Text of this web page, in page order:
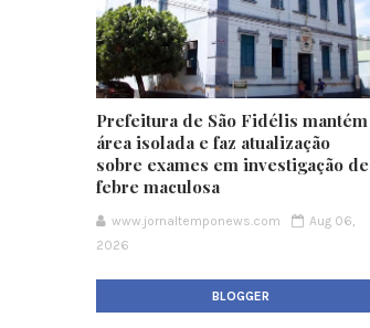
Prefeitura de São Fidélis mantém
área isolada e faz atualização
sobre exames em investigação de
febre maculosa
www.jornaltemponews.com
Aug 06,
2026
BLOGGER